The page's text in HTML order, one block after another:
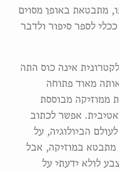
מתבטאת באופן מסוים
לספר סיפור ולדבר
אינה כוס התה
מאוד פתוחה
ממוזיקה מבוססת
אפשר לכתוב
הביולוגיה, על
מתבטא במוזיקה, אבל
לולא ידעתי על